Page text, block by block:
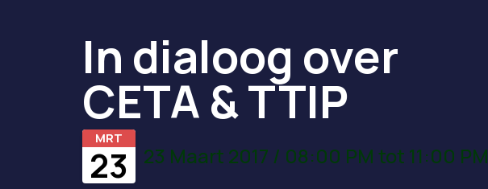
In dialoog over
CETA & TTIP
MRT
23 23 Maart 2017 / 08:00 PM tot 11:00 PM